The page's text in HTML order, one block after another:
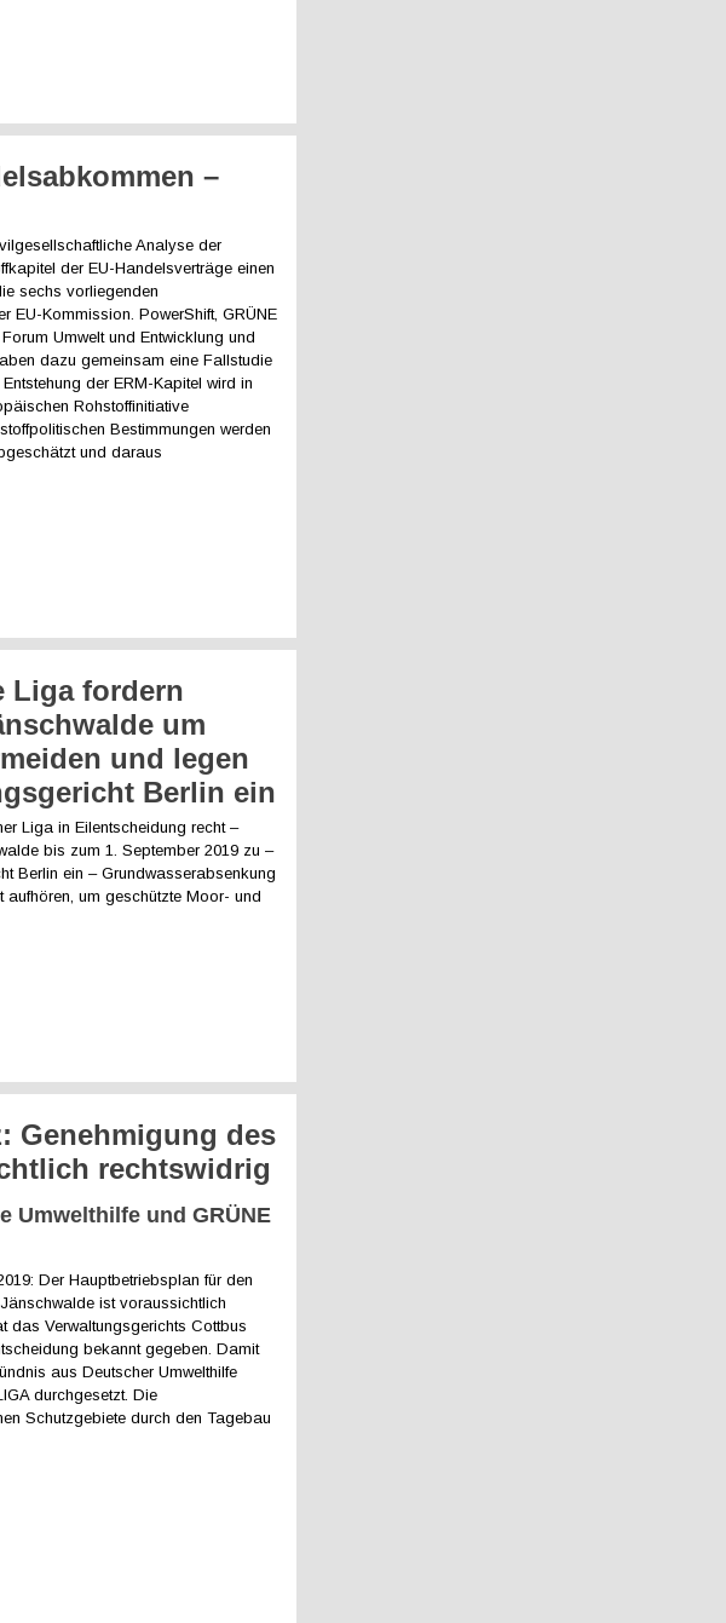
–
Analyse der
der EU-Handelsverträge einen
sechs vorliegenden
EU-Kommission. PowerShift, GRÜNE
Umwelt und Entwicklung und
dazu gemeinsam eine Fallstudie
der ERM-Kapitel wird in
Rohstoffinitiative
Bestimmungen werden
und daraus
Liga fordern
um
und legen
Berlin ein
Liga in Eilentscheidung recht –
bis zum 1. September 2019 zu –
Berlin ein – Grundwasserabsenkung
aufhören, um geschützte Moor- und
Genehmigung des
rechtswidrig
Umwelthilfe und GRÜNE
Der Hauptbetriebsplan für den
ist voraussichtlich
das Verwaltungsgerichts Cottbus
bekannt gegeben. Damit
aus Deutscher Umwelthilfe
durchgesetzt. Die
Schutzgebiete durch den Tagebau